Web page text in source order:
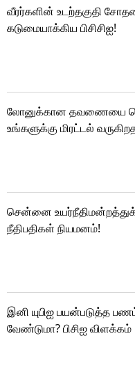
வீரர்களின் உடற்தகுதி
கடுமையாக்கிய பிசிசிஐ!
லோனுக்கான தவணையை
உங்களுக்கு மிரட்டல்
சென்னை
நீதிபதிகள் நியமனம்!
இனி யுபிஐ பயன்படுத்த
வேண்டுமா? பிசிஐ விளக்கம்